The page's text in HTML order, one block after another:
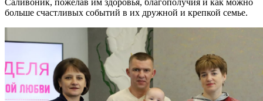
Саливоник, пожелав им здоровья, благополучия и как можно
больше счастливых событий в их дружной и крепкой семье.